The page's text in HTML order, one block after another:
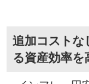
追加コストな
る資産効率を